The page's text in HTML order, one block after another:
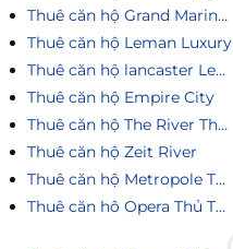
Thuê căn hộ Grand Marina Saigon
Thuê căn hộ Leman Luxury
Thuê căn hộ lancaster Legacy
Thuê căn hộ Empire City
Thuê căn hộ The River Thủ Thiêm
Thuê căn hộ Zeit River
Thuê căn hộ Metropole Thủ Thiêm
Thuê căn hô Opera Thủ Thiêm